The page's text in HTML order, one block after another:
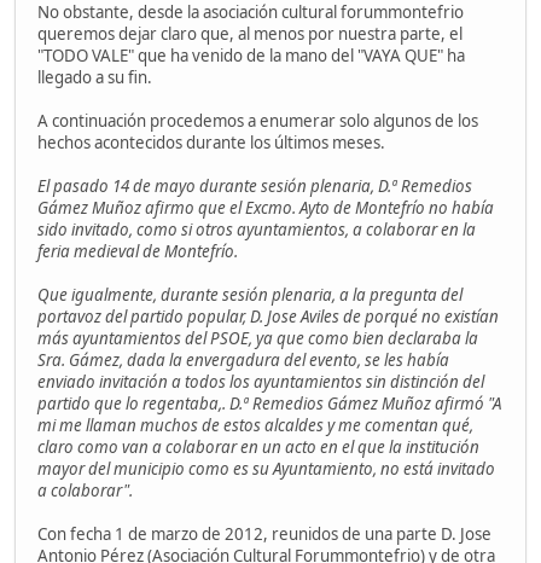
No obstante, desde la asociación cultural forummontefrio
queremos dejar claro que, al menos por nuestra parte, el
"TODO VALE" que ha venido de la mano del "VAYA QUE" ha
llegado a su fin.
A continuación procedemos a enumerar solo algunos de los
hechos acontecidos durante los últimos meses.
El pasado 14 de mayo durante sesión plenaria, D.ª Remedios
Gámez Muñoz afirmo que el Excmo. Ayto de Montefrío no había
sido invitado, como si otros ayuntamientos, a colaborar en la
feria medieval de Montefrío.
Que igualmente, durante sesión plenaria, a la pregunta del
portavoz del partido popular, D. Jose Aviles de porqué no existían
más ayuntamientos del PSOE, ya que como bien declaraba la
Sra. Gámez, dada la envergadura del evento, se les había
enviado invitación a todos los ayuntamientos sin distinción del
partido que lo regentaba,. D.ª Remedios Gámez Muñoz afirmó "A
mi me llaman muchos de estos alcaldes y me comentan qué,
claro como van a colaborar en un acto en el que la institución
mayor del municipio como es su Ayuntamiento, no está invitado
a colaborar".
Con fecha 1 de marzo de 2012, reunidos de una parte D. Jose
Antonio Pérez (Asociación Cultural Forummontefrio) y de otra